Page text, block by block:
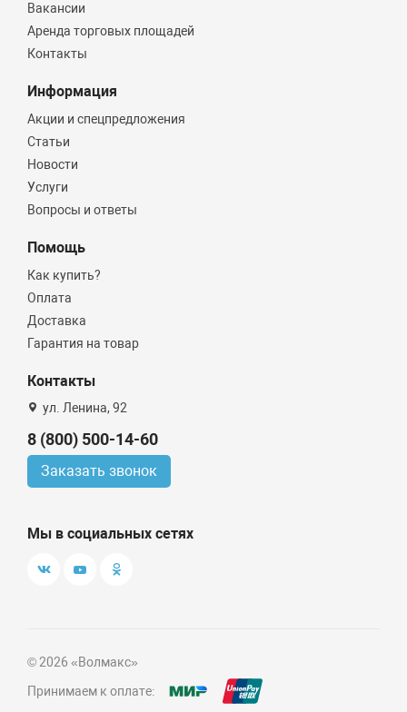
Вакансии
Аренда торговых площадей
Контакты
Информация
Акции и спецпредложения
Статьи
Новости
Услуги
Вопросы и ответы
Помощь
Как купить?
Оплата
Доставка
Гарантия на товар
Контакты
ул. Ленина, 92
8 (800) 500-14-60
Заказать звонок
Мы в социальных сетях
© 2026 «Волмакс»
Принимаем к оплате: